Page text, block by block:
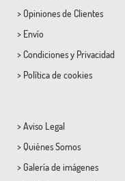
> Opiniones de Clientes
> Envío
> Condicionesy Privacidad
> Política de cookies
> Aviso Legal
> Quiénes Somos
> Galería de imágenes